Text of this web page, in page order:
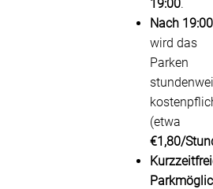
19:00.
Nach 19:00
wird das
Parken
(etwa
€1,80/